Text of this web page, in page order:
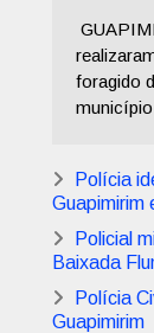
foragido
Polícia
Guapimirim
Policial
Baixada
Polícia
Guapimirim